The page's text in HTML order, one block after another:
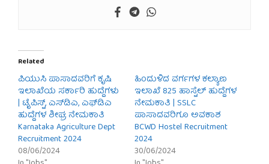
Related
ಪಿಯುಸಿ ಪಾಸಾದವರಿಗೆ ಕೃಷಿ
ಇಲಾಖೆಯ ಸರ್ಕಾರಿ ಹುದ್ದೆಗಳು
| ಟೈಪಿಸ್ಟ್, ಎಸ್‌ಡಿಎ, ಎಫ್‌ಡಿಎ
ಹುದ್ದೆಗಳ ಶೀಘ್ರ ನೇಮಕಾತಿ
Karnataka Agriculture Dept
Recruitment 2024
08/06/2024
ಹಿಂದುಳಿದ ವರ್ಗಗಳ ಕಲ್ಯಾಣ
ಇಲಾಖೆ 825 ಹಾಸ್ಟೆಲ್ ಹುದ್ದೆಗಳ
ನೇಮಕಾತಿ | SSLC
ಪಾಸಾದವರಿಗೂ ಅವಕಾಶ
BCWD Hostel Recruitment
2024
30/06/2024